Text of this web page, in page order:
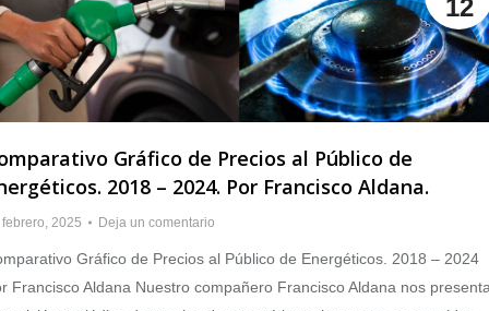
12
Gráfico de Precios al Público de
2018 – 2024. Por Francisco Aldana.
2025 Deja un comentario
Gráfico de Precios al Público de Energéticos. 2018 – 2024
Francisco Aldana Nuestro compañero Francisco Aldana nos